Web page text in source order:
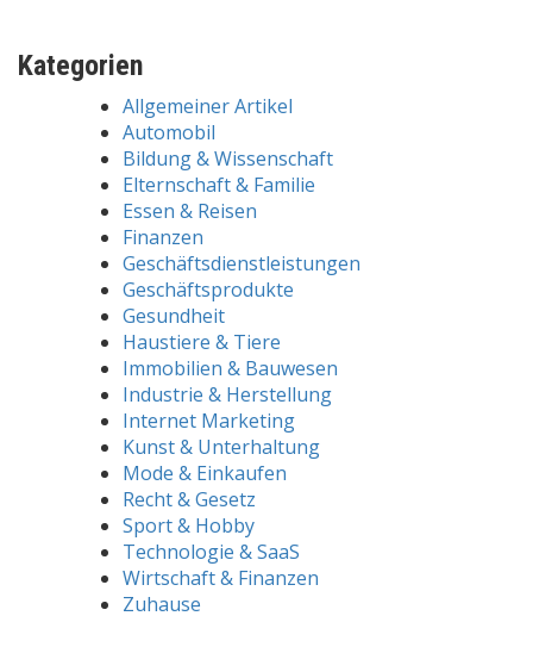
Kategorien
Allgemeiner Artikel
Automobil
Bildung & Wissenschaft
Elternschaft & Familie
Essen & Reisen
Finanzen
Geschäftsdienstleistungen
Geschäftsprodukte
Gesundheit
Haustiere & Tiere
Immobilien & Bauwesen
Industrie & Herstellung
Internet Marketing
Kunst & Unterhaltung
Mode & Einkaufen
Recht & Gesetz
Sport & Hobby
Technologie & SaaS
Wirtschaft & Finanzen
Zuhause